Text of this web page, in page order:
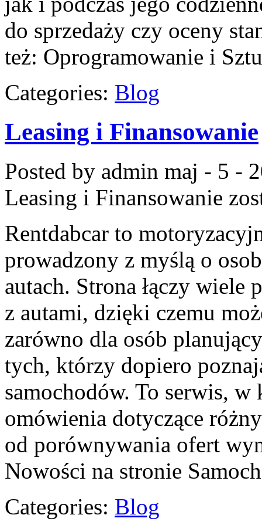
do sprzedaży czy oceny
też: Oprogramowanie i
Categories: Blog
Leasing i Finansowanie
Posted by admin maj - 5 -
Leasing i Finansowanie
Rentdabcar to
prowadzony z myślą o
autach. Strona łączy wiele
z autami, dzięki czemu
zarówno dla osób
tych, którzy dopiero
samochodów. To serwis,
omówienia dotyczące
od porównywania ofert
Nowości na stronie
Categories: Blog